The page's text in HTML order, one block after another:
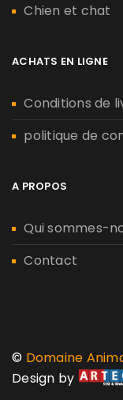
Chien et chat
ACHATS EN LIGNE
Conditions de
politique de
A PROPOS
Qui sommes-
Contact
© Domaine
Design by